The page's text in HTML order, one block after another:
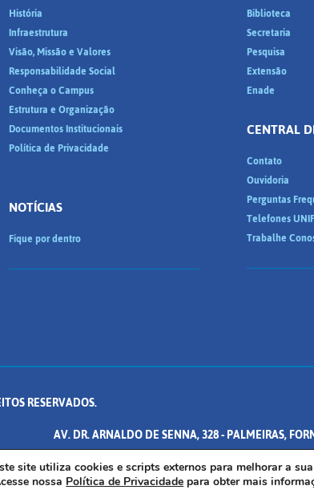
História
Infraestrutura
Visão, Missão e Valores
Responsabilidade Social
Conheça o Campus
Estrutura e Organização
Documentos Institucionais
Política de Privacidade
NOTÍCIAS
Fique por dentro
Biblioteca
Secretaria
Pesquisa
Extensão
Enade
CENTRAL
Contato
Ouvidoria
Perguntas
Telefones
Trabalhe
RESERVADOS.
AV. DR. ARNALDO DE SENNA, 328 - PALMEIRAS,
site utiliza cookies e scripts externos para melhorar a
nossa Política de Privacidade para obter mais